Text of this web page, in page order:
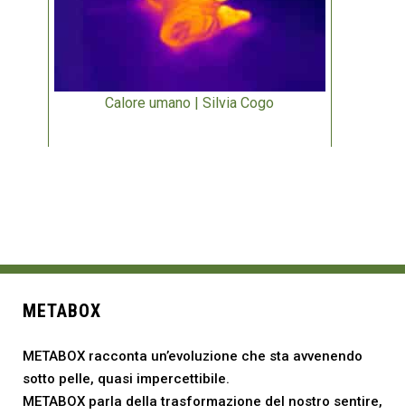
Calore umano | Silvia Cogo
METABOX
METABOX racconta un’evoluzione che sta avvenendo
sotto pelle, quasi impercettibile.
METABOX parla della trasformazione del nostro sentire,